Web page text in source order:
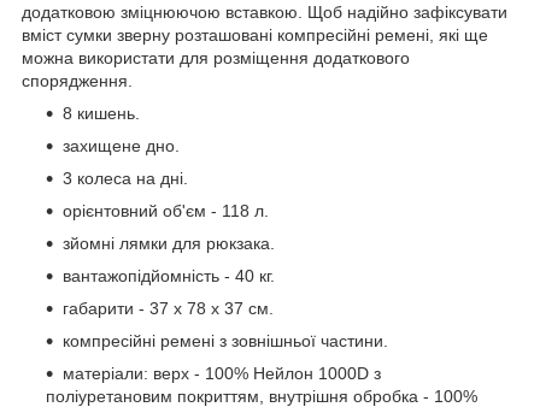
додатковою зміцнюючою вставкою. Щоб надійно зафіксувати
вміст сумки зверну розташовані компресійні ремені, які ще
можна використати для розміщення додаткового
спорядження.
8 кишень.
захищене дно.
3 колеса на дні.
орієнтовний об'єм - 118 л.
зйомні лямки для рюкзака.
вантажопідйомність - 40 кг.
габарити - 37 х 78 х 37 см.
компресійні ремені з зовнішньої частини.
матеріали: верх - 100% Нейлон 1000D з
поліуретановим покриттям, внутрішня обробка - 100%